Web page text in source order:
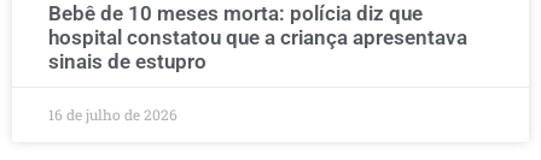
Bebê de 10 meses morta: polícia diz que
hospital constatou que a criança apresentava
sinais de estupro
16 de julho de 2026